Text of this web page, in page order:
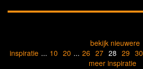
bekijk nieuwere
inspiratie ... 10 20 ... 26 27 28 29 30
meer inspiratie